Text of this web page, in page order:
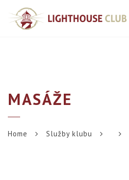
MASÁŽE
Home Služby klubu